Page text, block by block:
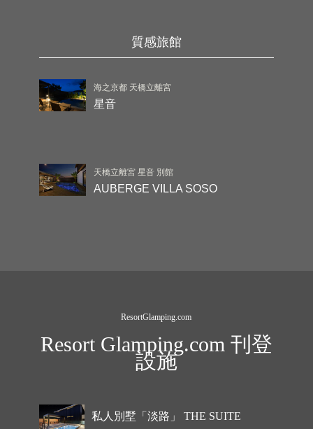
質感旅館
海之京都 天橋立離宮
星音
天橋立離宮 星音 別館
AUBERGE VILLA SOSO
ResortGlamping.com
Resort Glamping.com 刊登
設施
私人別墅「淡路」 THE SUITE